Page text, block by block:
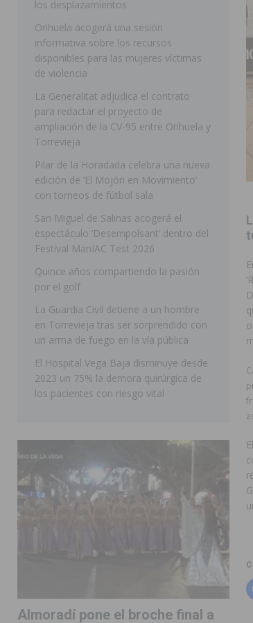
ROJALES
[ 05/08/2026 ] Bigastro celebra hoy el
[ 05/08/2026 ] El pulso urbano de JC
[ 04/08/2026 ] Incendio de matorrales
Los Montesinos
Programa Integra
MONTESINOS
[ 05/08/2026 ]
Orihuela ultima
[ 05/08/2026 ] Torrevieja presenta su
Sanidad Orihuela
los desplazamientos
[ 05/08/2026 ]
Orihuela acogerá una
ORIHUELA
los desplazamientos
Orihuela acogerá una sesión
informativa sobre los recursos
disponibles para las mujeres víctimas
de violencia
La Generalitat adjudica el contrato
para redactar el proyecto de
ampliación de la CV-95 entre Orihuela y
Torrevieja
Pilar de la Horadada celebra una nueva
edición de ‘El Mojón en Movimiento’
con torneos de fútbol sala
San Miguel de Salinas acogerá el
espectáculo ‘Desempolsant’ dentro del
Festival ManIAC Test 2026
Quince años compartiendo la pasión
por el golf
La Guardia Civil detiene a un hombre
en Torrevieja tras ser sorprendido con
un arma de fuego en la vía pública
El Hospital Vega Baja disminuye desde
2023 un 75% la demora quirúrgica de
los pacientes con riesgo vital
Almoradí pone el broche final a